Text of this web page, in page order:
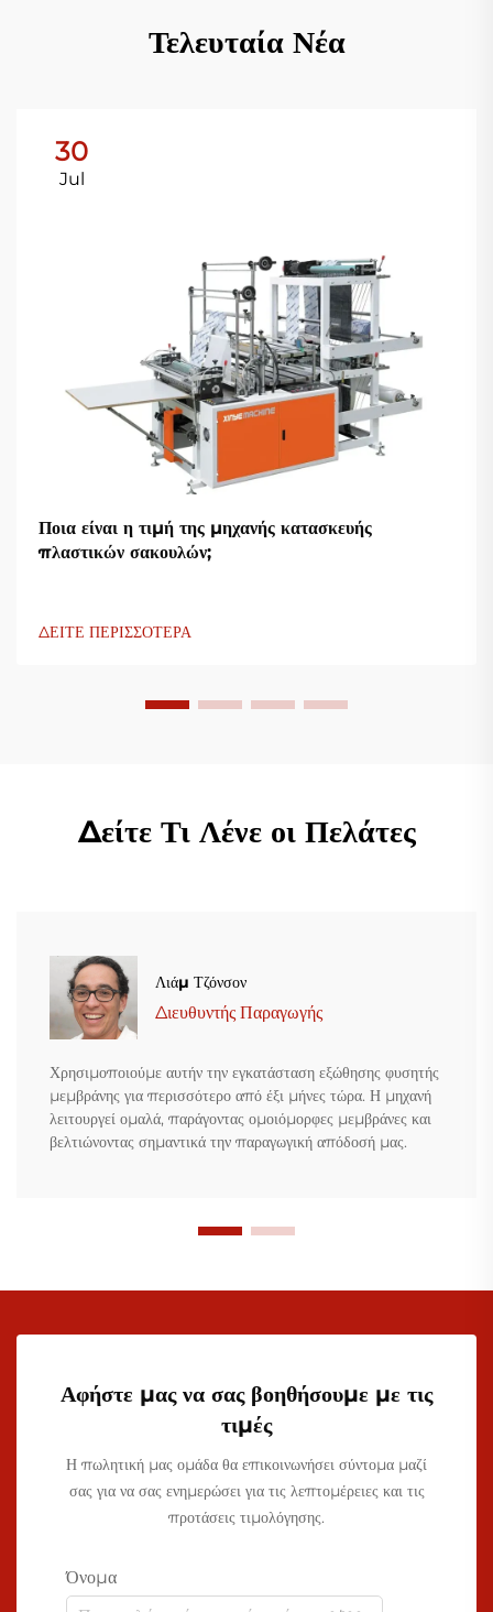
Τελευταία Νέα
30
Jul
Ποια είναι η τιμή της μηχανής κατασκευής
πλαστικών σακουλών;
ΔΕΙΤΕ ΠΕΡΙΣΣΟΤΕΡΑ
Δείτε Τι Λένε οι Πελάτες
Λιάμ Τζόνσον
Διευθυντής Παραγωγής
Χρησιμοποιούμε αυτήν την εγκατάσταση εξώθησης φυσητής
μεμβράνης για περισσότερο από έξι μήνες τώρα. Η μηχανή
λειτουργεί ομαλά, παράγοντας ομοιόμορφες μεμβράνες και
βελτιώνοντας σημαντικά την παραγωγική απόδοσή μας.
Αφήστε μας να σας βοηθήσουμε με τις
τιμές
Η πωλητική μας ομάδα θα επικοινωνήσει σύντομα μαζί
σας για να σας ενημερώσει για τις λεπτομέρειες και τις
προτάσεις τιμολόγησης.
Όνομα